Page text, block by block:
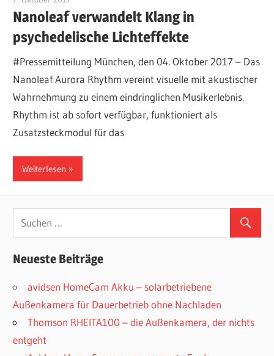
Nanoleaf verwandelt Klang in
psychedelische Lichteffekte
#Pressemitteilung München, den 04. Oktober 2017 – Das
Nanoleaf Aurora Rhythm vereint visuelle mit akustischer
Wahrnehmung zu einem eindringlichen Musikerlebnis.
Rhythm ist ab sofort verfügbar, funktioniert als
Zusatzsteckmodul für das
Weiterlesen
Neueste Beiträge
avidsen HomeCam Akku – solarbetriebene
Außenkamera für Dauerbetrieb ohne Nachladen
Thomson RHEITA100 – die Außenkamera, der nichts
entgeht